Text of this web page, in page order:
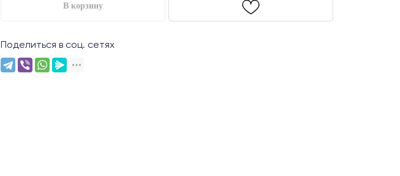
В корзину
Поделиться в соц. сетях